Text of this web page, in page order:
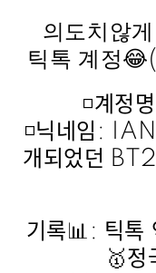
의도치않
틱톡 계정
◽️계
◽️닉네임:
개되었던
기록📊: 틱톡
🥇